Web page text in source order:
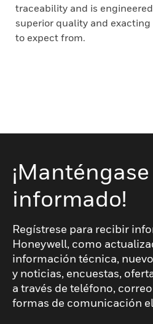
traceability and is
superior quality and exacting
to expect from.
¡Manténgase
informado!
Regístrese para recibir
Honeywell, como
información técnica,
y noticias, encuestas,
a través de teléfono,
formas de comunicación